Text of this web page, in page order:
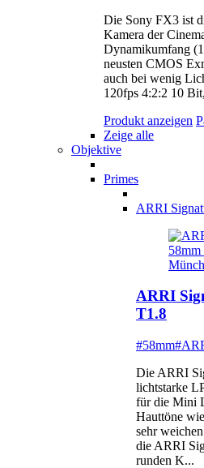
Die Sony FX3 ist
Kamera der
Dynamikumfang
neusten CMOS
auch bei wenig
120fps 4:2:2 10
Produkt anzeigen
Zeige alle
Objektive
Primes
ARRI
ARRI
T1.8
#58mm
Die ARRI
lichtstarke
für die Mini
Hauttöne
sehr
die ARRI
runden K...